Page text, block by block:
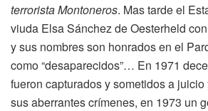
terrorista Montoneros. Mas tarde el
viuda Elsa Sánchez de Oesterheld
y sus nombres son honrados en el
como “desaparecidos”… En 1971
fueron capturados y sometidos a
sus aberrantes crímenes, en 1973 un